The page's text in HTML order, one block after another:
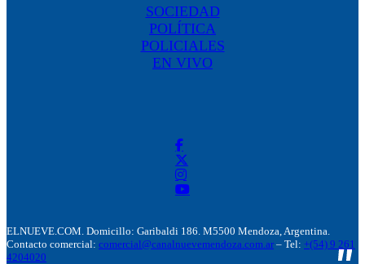
SOCIEDAD
POLÍTICA
POLICIALES
EN VIVO
ELNUEVE.COM. Domicillo: Garibaldi 186. M5500 Mendoza, Argentina.
Contacto comercial: comercial@canalnuevemendoza.com.ar – Tel: +(54) 9 261
4204020